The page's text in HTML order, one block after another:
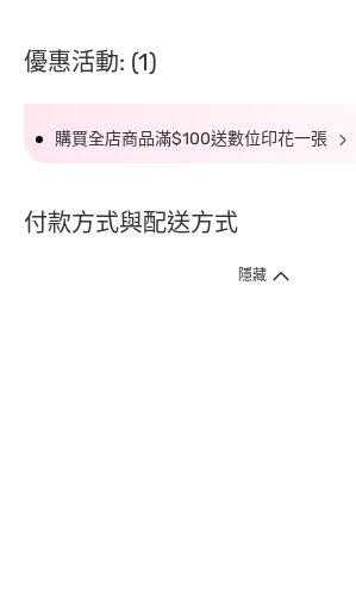
優惠活動: (1)
購買全店商品滿$100送數位印花一張
付款方式與配送方式
隱藏